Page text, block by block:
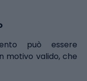
può essere
motivo valido, che